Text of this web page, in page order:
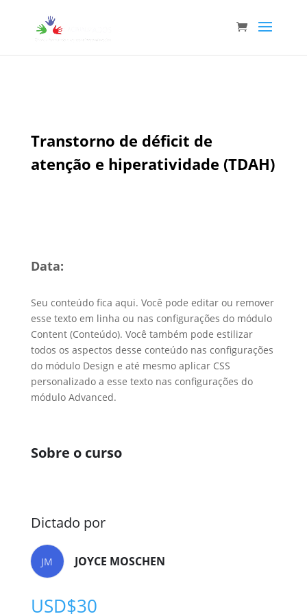
Transtorno de déficit de
atenção e hiperatividade (TDAH)
Data:
Seu conteúdo fica aqui. Você pode editar ou remover
esse texto em linha ou nas configurações do módulo
Content (Conteúdo). Você também pode estilizar
todos os aspectos desse conteúdo nas configurações
do módulo Design e até mesmo aplicar CSS
personalizado a esse texto nas configurações do
módulo Advanced.
Sobre o curso
Dictado por
JM JOYCE MOSCHEN
USD$30